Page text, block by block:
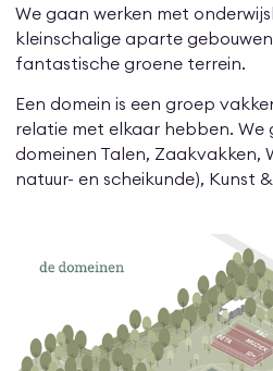
We gaan werken met
kleinschalige aparte
fantastische groene terrein.
Een domein is een groep
relatie met elkaar hebben. We
domeinen Talen, Zaakvakken,
natuur- en scheikunde), Kunst